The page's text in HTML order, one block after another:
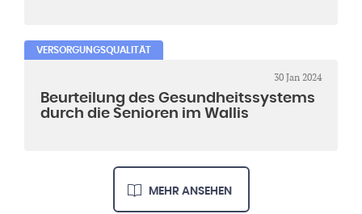
VERSORGUNGSQUALITÄT
30 Jan 2024
Beurteilung des Gesundheitssystems
durch die Senioren im Wallis
MEHR ANSEHEN